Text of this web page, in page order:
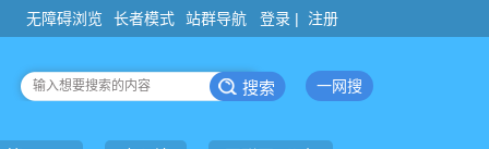
登录 | 注册